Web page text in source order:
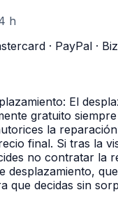
h
· PayPal ·
El
gratuito
la
final. Si tras la
no contratar la
desplazamiento,
que decidas sin